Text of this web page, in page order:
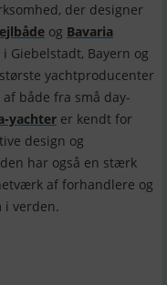
der designer
og Bavaria
Giebelstadt, Bayern og
yachtproducenter
både fra små day-
yachter er kendt for
design og
har også en stærk
af forhandlere og
i verden.